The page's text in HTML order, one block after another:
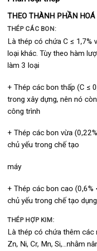
THEO THÀNH PHẦN
THÉP CÁC BON:
Là thép có chứa C ≤ 1,7%
loại khác. Tùy theo hàm
làm 3 loại
+ Thép các bon thấp (C ≤
trong xây dựng, nên nó
công trình
+ Thép các bon vừa
chủ yếu trong chế tạo
máy
+ Thép các bon cao (0,6%
chủ yếu trong chế tạo
THÉP HỢP KIM:
Là thép có chứa thêm các
Zn, Ni, Cr, Mn, Si,…nhằm